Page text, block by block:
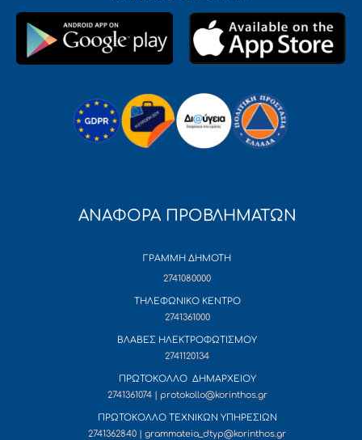
ΑΝΑΦΟΡΑ ΠΡΟΒΛΗΜΑΤΩΝ
ΓΡΑΜΜΗ ΔΗΜΟΤΗ
2741080000
ΤΗΛΕΦΩΝΙΚΟ ΚΕΝΤΡΟ
2741361000
ΒΛΑΒΕΣ ΗΛΕΚΤΡΟΦΩΤΙΣΜΟΥ
2741120134
ΠΡΩΤΟΚΟΛΛΟ ΔΗΜΑΡΧΕΙΟΥ
2741361074 | protokollo@korinthos.gr
ΠΡΩΤΟΚΟΛΛΟ ΤΕΧΝΙΚΩΝ ΥΠΗΡΕΣΙΩΝ
2741362840 | grammateia_dtyp@korinthos.gr